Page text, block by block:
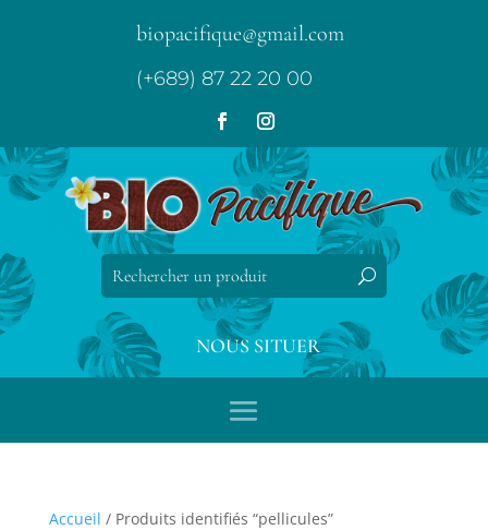
biopacifique@gmail.com
(+689) 87 22 20 00
NOUS SITUER
Accueil / Produits identifiés “pellicules”